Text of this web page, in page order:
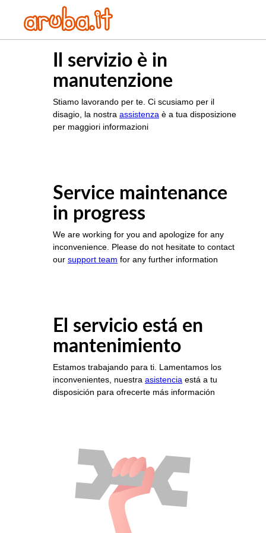
Il servizio è in
manutenzione
Stiamo lavorando per te. Ci scusiamo per il
disagio, la nostra assistenza è a tua disposizione
per maggiori informazioni
Service maintenance
in progress
We are working for you and apologize for any
inconvenience. Please do not hesitate to contact
our support team for any further information
El servicio está en
mantenimiento
Estamos trabajando para ti. Lamentamos los
inconvenientes, nuestra asistencia está a tu
disposición para ofrecerte más información